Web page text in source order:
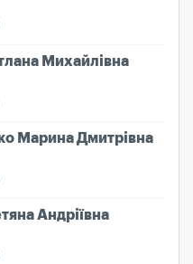
Михайлівна
Марина Дмитрівна
Андріївна